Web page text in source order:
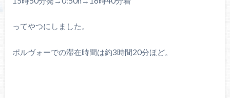
ってやつにしました。
ポルヴォーでの滞在時間は約3時間20分ほど。